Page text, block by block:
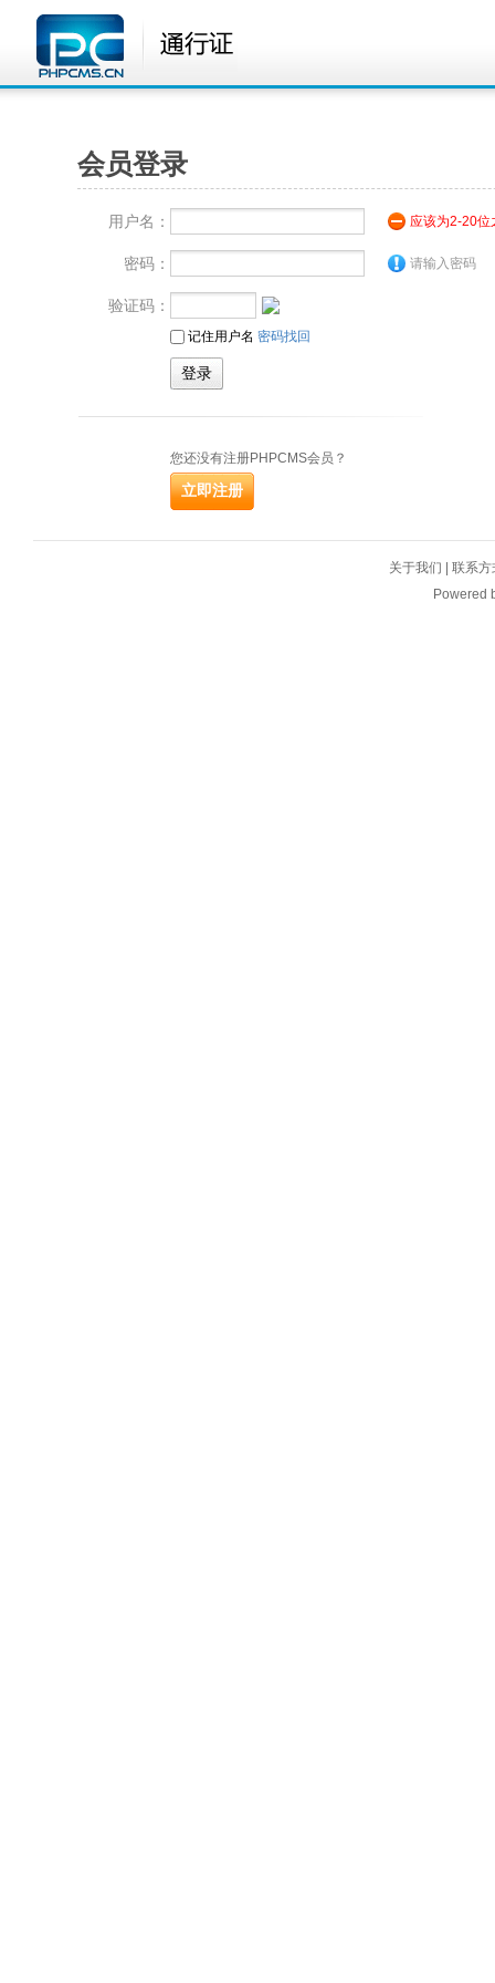
会员登录
用户名： 应该为2-20位
密码： 请输入密码
验证码：
记住用户名 密码找回
您还没有注册PHPCMS会员？
关于我们
联系方
Powered